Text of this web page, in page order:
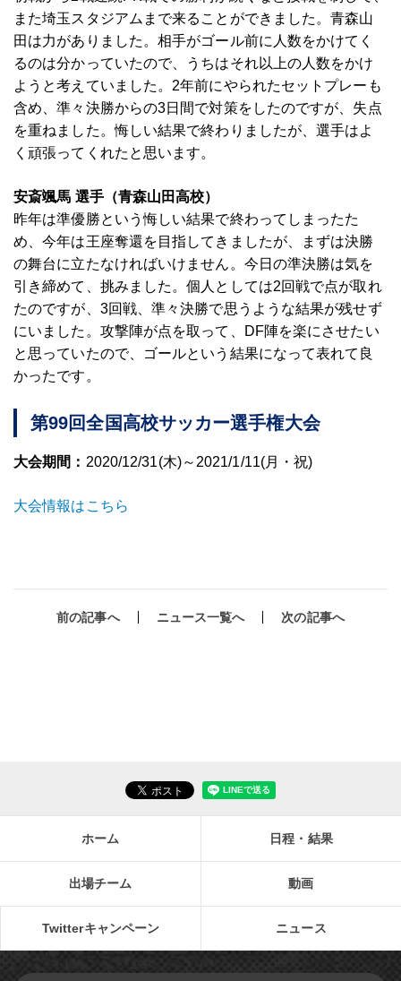
また埼玉スタジアムまで来ることができました。青森山
田は力がありました。相手がゴール前に人数をかけてく
るのは分かっていたので、うちはそれ以上の人数をかけ
ようと考えていました。2年前にやられたセットプレーも
含め、準々決勝からの3日間で対策をしたのですが、失点
を重ねました。悔しい結果で終わりましたが、選手はよ
く頑張ってくれたと思います。
安斎颯馬 選手（青森山田高校）
昨年は準優勝という悔しい結果で終わってしまったた
め、今年は王座奪還を目指してきましたが、まずは決勝
の舞台に立たなければいけません。今日の準決勝は気を
引き締めて、挑みました。個人としては2回戦で点が取れ
たのですが、3回戦、準々決勝で思うような結果が残せず
にいました。攻撃陣が点を取って、DF陣を楽にさせたい
と思っていたので、ゴールという結果になって表れて良
かったです。
第99回全国高校サッカー選手権大会
大会期間： 2020/12/31(木)～2021/1/11(月・祝)
大会情報はこちら
前の記事へ ニュース一覧へ 次の記事へ
ホーム 日程・結果
出場チーム 動画
Twitterキャンペーン ニュース